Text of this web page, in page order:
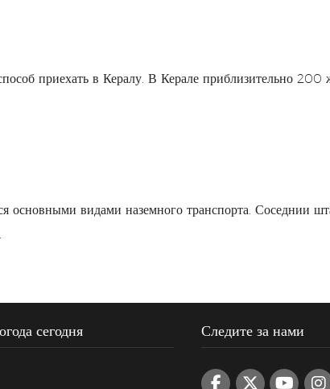
приехать в Кералу. В Керале приблизительно
основными видами наземного транспорта. Соседнии
сегодня Следите за нами